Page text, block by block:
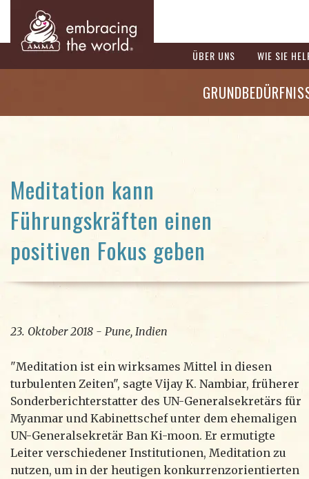
ÜBER UNS WIE SIE
Meditation kann
Führungskräften einen
positiven Fokus geben
23. Oktober 2018 - Pune, Indien
"Meditation ist ein wirksames Mittel in diesen
turbulenten Zeiten", sagte Vijay K. Nambiar, früherer
Sonderberichterstatter des UN-Generalsekretärs für
Myanmar und Kabinettschef unter dem ehemaligen
UN-Generalsekretär Ban Ki-moon. Er ermutigte
Leiter verschiedener Institutionen, Meditation zu
nutzen, um in der heutigen konkurrenzorientierten